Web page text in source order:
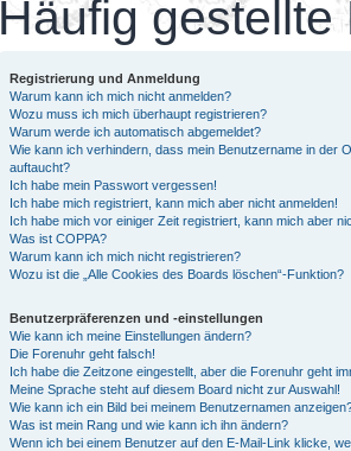
Häufig gestellte
Registrierung und Anmeldung
Warum kann ich mich nicht anmelden?
Wozu muss ich mich überhaupt registrieren?
Warum werde ich automatisch abgemeldet?
Wie kann ich verhindern, dass mein Benutzername in der
auftaucht?
Ich habe mein Passwort vergessen!
Ich habe mich registriert, kann mich aber nicht anmelden!
Ich habe mich vor einiger Zeit registriert, kann mich aber
Was ist COPPA?
Warum kann ich mich nicht registrieren?
Wozu ist die „Alle Cookies des Boards löschen“-Funktion?
Benutzerpräferenzen und -einstellungen
Wie kann ich meine Einstellungen ändern?
Die Forenuhr geht falsch!
Ich habe die Zeitzone eingestellt, aber die Forenuhr geht
Meine Sprache steht auf diesem Board nicht zur Auswahl!
Wie kann ich ein Bild bei meinem Benutzernamen
Was ist mein Rang und wie kann ich ihn ändern?
Wenn ich bei einem Benutzer auf den E-Mail-Link klicke,